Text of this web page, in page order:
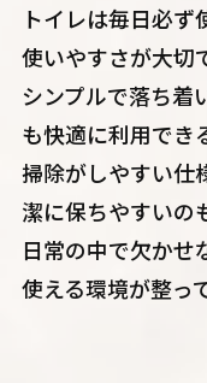
トイレは毎日必
使いやすさが大切
シンプルで落ち着
も快適に利用でき
掃除がしやすい仕
潔に保ちやすいの
日常の中で欠かせ
使える環境が整っ